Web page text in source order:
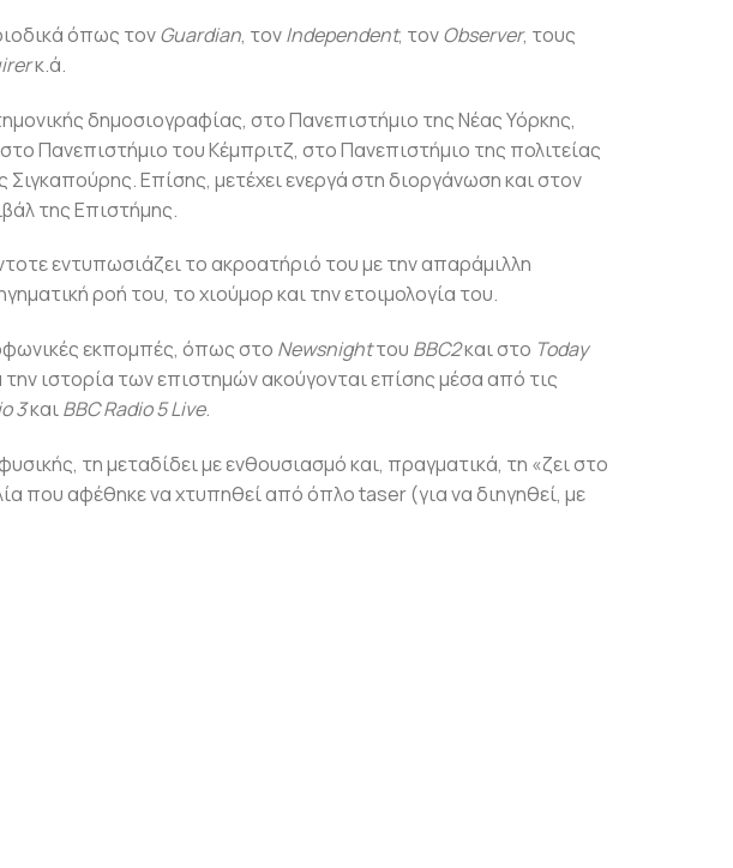
όπως τονGuardian, τονIndependent, τονObserver, τους
κ.ά.
δημοσιογραφίας, στο Πανεπιστήμιο της Νέας Υόρκης,
Πανεπιστήμιο του Κέμπριτζ, στο Πανεπιστήμιο της πολιτείας
Επίσης, μετέχει ενεργά στη διοργάνωση και στον
της Επιστήμης.
εντυπωσιάζει το ακροατήριό του με την απαράμιλλη
ροή του, το χιούμορ και την ετοιμολογία του.
εκπομπές, όπως στο Newsnightτου BBC2και στο Today
την ιστορία των επιστημών ακούγονται επίσης μέσα από τις
3καιBBC Radio 5 Live.
τη μεταδίδει με ενθουσιασμό και, πραγματικά, τη «ζει στο
που αφέθηκε να χτυπηθεί από όπλο taser (για να διηγηθεί, με